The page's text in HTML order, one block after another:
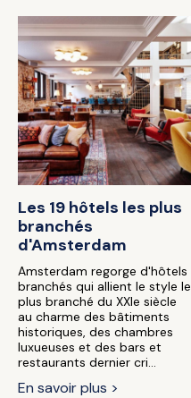
Les 19 hôtels les plus
branchés
d'Amsterdam
Amsterdam regorge d'hôtels
branchés qui allient le style le
plus branché du XXIe siècle
au charme des bâtiments
historiques, des chambres
luxueuses et des bars et
restaurants dernier cri...
En savoir plus >